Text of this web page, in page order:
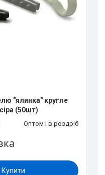
"ялинка" кругле
(50шт)
Оптом і в роздріб
Купити